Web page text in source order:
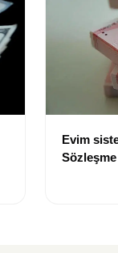
Evim
Sözleşme